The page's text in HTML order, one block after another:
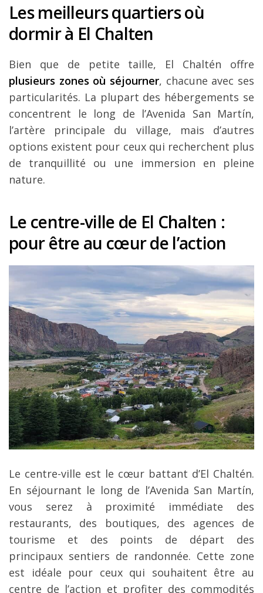
Les meilleurs quartiers où
dormir à El Chalten
Bien que de petite taille, El Chaltén offre
plusieurs zones où séjourner, chacune avec ses
particularités. La plupart des hébergements se
concentrent le long de l’Avenida San Martín,
l’artère principale du village, mais d’autres
options existent pour ceux qui recherchent plus
de tranquillité ou une immersion en pleine
nature.
Le centre-ville de El Chalten :
pour être au cœur de l’action
Le centre-ville est le cœur battant d’El Chaltén.
En séjournant le long de l’Avenida San Martín,
vous serez à proximité immédiate des
restaurants, des boutiques, des agences de
tourisme et des points de départ des
principaux sentiers de randonnée. Cette zone
est idéale pour ceux qui souhaitent être au
centre de l’action et profiter des commodités